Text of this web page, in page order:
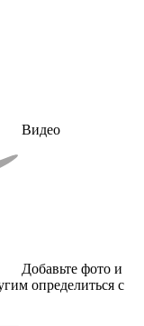
Видео
Добавьте фото и
определиться с